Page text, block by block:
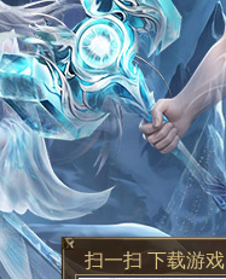
扫一扫 下载游戏